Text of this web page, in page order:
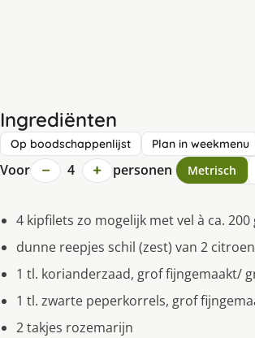
Ingrediënten
Op boodschappenlijst Plan in weekmenu
Voor − 4 + personen Metrisch
4 kipfilets zo mogelijk met vel à ca. 200
dunne reepjes schil (zest) van 2
1 tl. korianderzaad, grof fijngemaakt/
1 tl. zwarte peperkorrels, grof
2 takjes rozemarijn